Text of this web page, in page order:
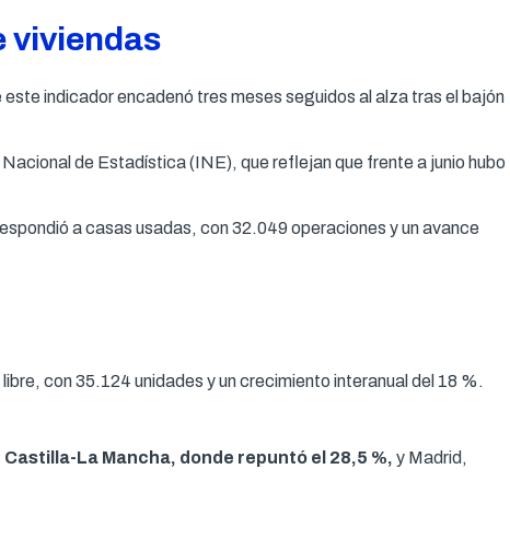
viviendas
indicador encadenó tres meses seguidos al alza tras el bajón
de Estadística (INE), que reflejan que frente a junio hubo
a casas usadas, con 32.049 operaciones y un avance
con 35.124 unidades y un crecimiento interanual del 18 %.
Castilla-La Mancha, donde repuntó el 28,5 %, y Madrid,